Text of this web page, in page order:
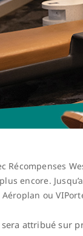
Récompenses
encore.
ou
attribué sur